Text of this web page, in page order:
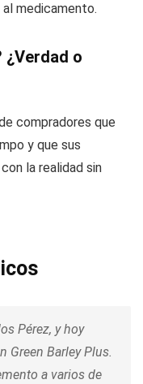
medicamento.
¿Verdad o
compradores que
y que sus
la realidad sin
Pérez, y hoy
Green Barley Plus.
a varios de